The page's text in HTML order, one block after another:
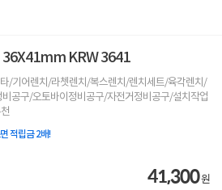
KRW 3641
/기어렌치/라쳇렌치/복스렌치/렌치세트/육각렌치/
공구/오토바이정비공구/자전거정비공구/설치작업
적립금 2배!
41,300원